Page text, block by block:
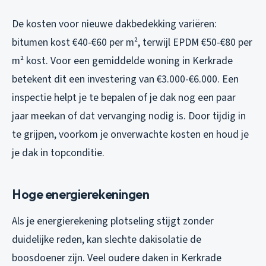
De kosten voor nieuwe dakbedekking variëren:
bitumen kost €40-€60 per m², terwijl EPDM €50-€80 per
m² kost. Voor een gemiddelde woning in Kerkrade
betekent dit een investering van €3.000-€6.000. Een
inspectie helpt je te bepalen of je dak nog een paar
jaar meekan of dat vervanging nodig is. Door tijdig in
te grijpen, voorkom je onverwachte kosten en houd je
je dak in topconditie.
Hoge energierekeningen
Als je energierekening plotseling stijgt zonder
duidelijke reden, kan slechte dakisolatie de
boosdoener zijn. Veel oudere daken in Kerkrade